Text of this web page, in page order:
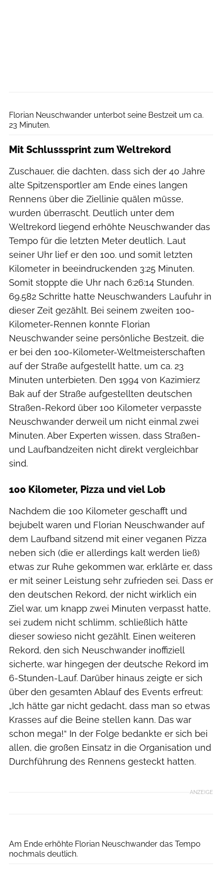
Florian Neuschwander unterbot seine Bestzeit um ca.
23 Minuten.
Mit Schlusssprint zum Weltrekord
Zuschauer, die dachten, dass sich der 40 Jahre
alte Spitzensportler am Ende eines langen
Rennens über die Ziellinie quälen müsse,
wurden überrascht. Deutlich unter dem
Weltrekord liegend erhöhte Neuschwander das
Tempo für die letzten Meter deutlich. Laut
seiner Uhr lief er den 100. und somit letzten
Kilometer in beeindruckenden 3:25 Minuten.
Somit stoppte die Uhr nach 6:26:14 Stunden.
69.582 Schritte hatte Neuschwanders Laufuhr in
dieser Zeit gezählt. Bei seinem zweiten 100-
Kilometer-Rennen konnte Florian
Neuschwander seine persönliche Bestzeit, die
er bei den 100-Kilometer-Weltmeisterschaften
auf der Straße aufgestellt hatte, um ca. 23
Minuten unterbieten. Den 1994 von Kazimierz
Bak auf der Straße aufgestellten deutschen
Straßen-Rekord über 100 Kilometer verpasste
Neuschwander derweil um nicht einmal zwei
Minuten. Aber Experten wissen, dass Straßen-
und Laufbandzeiten nicht direkt vergleichbar
sind.
100 Kilometer, Pizza und viel Lob
Nachdem die 100 Kilometer geschafft und
bejubelt waren und Florian Neuschwander auf
dem Laufband sitzend mit einer veganen Pizza
neben sich (die er allerdings kalt werden ließ)
etwas zur Ruhe gekommen war, erklärte er, dass
er mit seiner Leistung sehr zufrieden sei. Dass er
den deutschen Rekord, der nicht wirklich ein
Ziel war, um knapp zwei Minuten verpasst hatte,
sei zudem nicht schlimm, schließlich hätte
dieser sowieso nicht gezählt. Einen weiteren
Rekord, den sich Neuschwander inoffiziell
sicherte, war hingegen der deutsche Rekord im
6-Stunden-Lauf. Darüber hinaus zeigte er sich
über den gesamten Ablauf des Events erfreut:
„Ich hätte gar nicht gedacht, dass man so etwas
Krasses auf die Beine stellen kann. Das war
schon mega!“ In der Folge bedankte er sich bei
allen, die großen Einsatz in die Organisation und
Durchführung des Rennens gesteckt hatten.
ANZEIGE
Am Ende erhöhte Florian Neuschwander das Tempo
nochmals deutlich.